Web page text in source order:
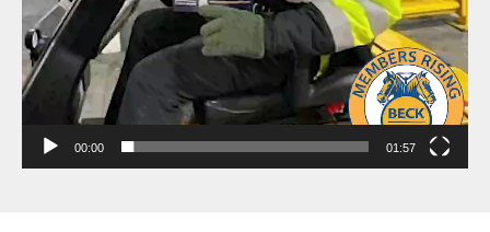
00:00 01:57